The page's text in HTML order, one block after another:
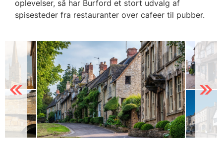
oplevelser, så har Burford et stort udvalg af
spisesteder fra restauranter over cafeer til pubber.
Previous Next